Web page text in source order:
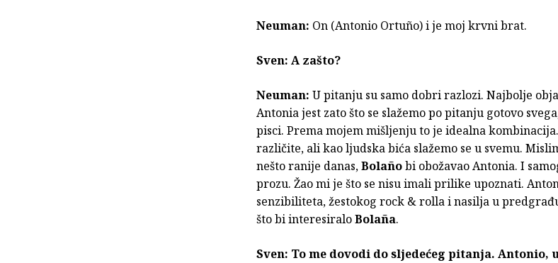
Neuman: On (Antonio Ortuño) i je moj krvni brat.
Sven: A zašto?
Neuman: U pitanju su samo dobri razlozi. Najbolje
Antonia jest zato što se slažemo po pitanju gotovo
pisci. Prema mojem mišljenju to je idealna
različite, ali kao ljudska bića slažemo se u svemu.
nešto ranije danas,Bolañobi obožavao Antonia. I
prozu. Žao mi je što se nisu imali prilike upoznati.
senzibiliteta, žestokog rock & rolla i nasilja u
što bi interesiraloBolaña.
Sven: To me dovodi do sljedećeg pitanja. Antonio,